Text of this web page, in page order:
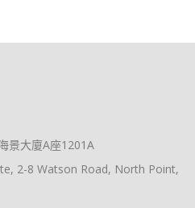
景大廈A座1201A
2-8 Watson Road, North Point,